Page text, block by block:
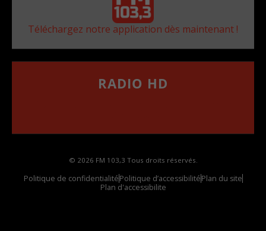
Téléchargez notre application dès maintenant !
RADIO HD
© 2026 FM 103,3 Tous droits réservés.
Politique de confidentialitéPolitique d’accessibilitéPlan du site
Plan d'accessibilite